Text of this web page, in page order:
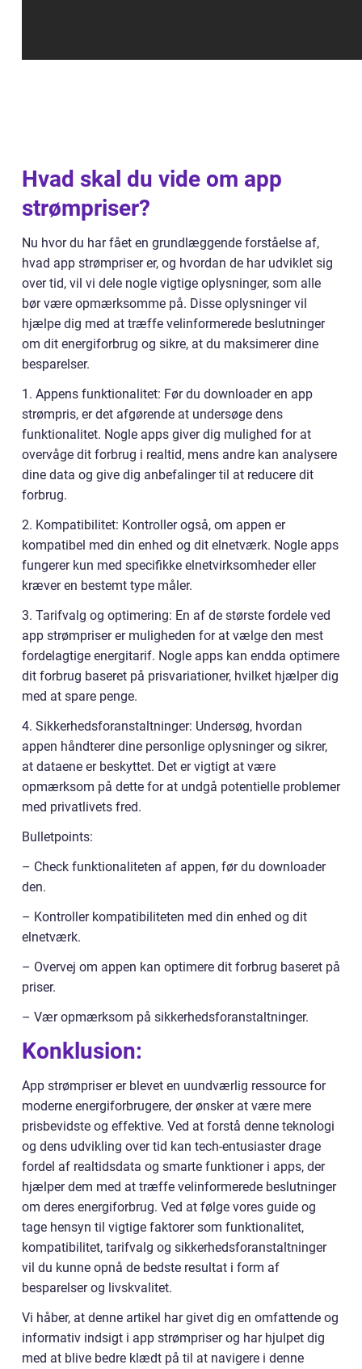
Hvad skal du vide om app
strømpriser?
Nu hvor du har fået en grundlæggende forståelse af,
hvad app strømpriser er, og hvordan de har udviklet sig
over tid, vil vi dele nogle vigtige oplysninger, som alle
bør være opmærksomme på. Disse oplysninger vil
hjælpe dig med at træffe velinformerede beslutninger
om dit energiforbrug og sikre, at du maksimerer dine
besparelser.
1. Appens funktionalitet: Før du downloader en app
strømpris, er det afgørende at undersøge dens
funktionalitet. Nogle apps giver dig mulighed for at
overvåge dit forbrug i realtid, mens andre kan analysere
dine data og give dig anbefalinger til at reducere dit
forbrug.
2. Kompatibilitet: Kontroller også, om appen er
kompatibel med din enhed og dit elnetværk. Nogle apps
fungerer kun med specifikke elnetvirksomheder eller
kræver en bestemt type måler.
3. Tarifvalg og optimering: En af de største fordele ved
app strømpriser er muligheden for at vælge den mest
fordelagtige energitarif. Nogle apps kan endda optimere
dit forbrug baseret på prisvariationer, hvilket hjælper dig
med at spare penge.
4. Sikkerhedsforanstaltninger: Undersøg, hvordan
appen håndterer dine personlige oplysninger og sikrer,
at dataene er beskyttet. Det er vigtigt at være
opmærksom på dette for at undgå potentielle problemer
med privatlivets fred.
Bulletpoints:
– Check funktionaliteten af appen, før du downloader
den.
– Kontroller kompatibiliteten med din enhed og dit
elnetværk.
– Overvej om appen kan optimere dit forbrug baseret på
priser.
– Vær opmærksom på sikkerhedsforanstaltninger.
Konklusion:
App strømpriser er blevet en uundværlig ressource for
moderne energiforbrugere, der ønsker at være mere
prisbevidste og effektive. Ved at forstå denne teknologi
og dens udvikling over tid kan tech-entusiaster drage
fordel af realtidsdata og smarte funktioner i apps, der
hjælper dem med at træffe velinformerede beslutninger
om deres energiforbrug. Ved at følge vores guide og
tage hensyn til vigtige faktorer som funktionalitet,
kompatibilitet, tarifvalg og sikkerhedsforanstaltninger
vil du kunne opnå de bedste resultat i form af
besparelser og livskvalitet.
Vi håber, at denne artikel har givet dig en omfattende og
informativ indsigt i app strømpriser og har hjulpet dig
med at blive bedre klædt på til at navigere i denne